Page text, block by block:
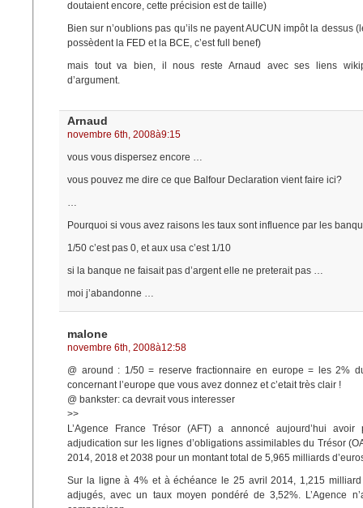
doutaient encore, cette précision est de taille)
Bien sur n’oublions pas qu’ils ne payent AUCUN impôt la dessus
possèdent la FED et la BCE, c’est full benef)
mais tout va bien, il nous reste Arnaud avec ses liens
d’argument.
Arnaud
novembre 6th, 2008à9:15
vous vous dispersez encore …
vous pouvez me dire ce que Balfour Declaration vient faire ici?
…
Pourquoi si vous avez raisons les taux sont influence par les
1/50 c’est pas 0, et aux usa c’est 1/10
si la banque ne faisait pas d’argent elle ne preterait pas …
moi j’abandonne …
malone
novembre 6th, 2008à12:58
@ around : 1/50 = reserve fractionnaire en europe = les 2%
concernant l’europe que vous avez donnez et c’etait très clair !
@ bankster: ca devrait vous interesser
>>
L’Agence France Trésor (AFT) a annoncé aujourd’hui
adjudication sur les lignes d’obligations assimilables du Trésor
2014, 2018 et 2038 pour un montant total de 5,965 milliards
Sur la ligne à 4% et à échéance le 25 avril 2014, 1,215 milliard
adjugés, avec un taux moyen pondéré de 3,52%. L’Agence